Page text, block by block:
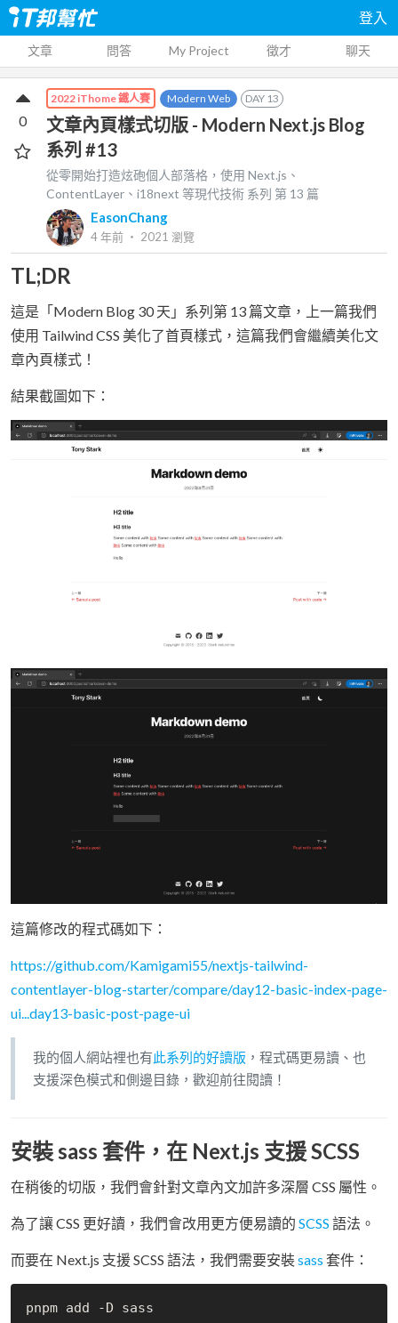
登入
文章 問答 My Project 徵才 聊天
2022 iThome 鐵人賽 Modern Web DAY 13
文章內頁樣式切版 - Modern Next.js Blog
系列 #13
從零開始打造炫砲個人部落格，使用 Next.js、
ContentLayer、i18next 等現代技術 系列 第 13 篇
EasonChang
4 年前 ‧ 2021 瀏覽
0
TL;DR
這是「Modern Blog 30 天」系列第 13 篇文章，上一篇我們
使用 Tailwind CSS 美化了首頁樣式，這篇我們會繼續美化文
章內頁樣式！
結果截圖如下：
這篇修改的程式碼如下：
https://github.com/Kamigami55/nextjs-tailwind-
contentlayer-blog-starter/compare/day12-basic-index-page-
ui...day13-basic-post-page-ui
我的個人網站裡也有此系列的好讀版 ，程式碼更易讀、也
支援深色模式和側邊目錄，歡迎前往閱讀！
安裝 sass 套件，在 Next.js 支援 SCSS
在稍後的切版，我們會針對文章內文加許多深層 CSS 屬性。
為了讓 CSS 更好讀，我們會改用更方便易讀的 SCSS 語法。
而要在 Next.js 支援 SCSS 語法，我們需要安裝sass 套件：